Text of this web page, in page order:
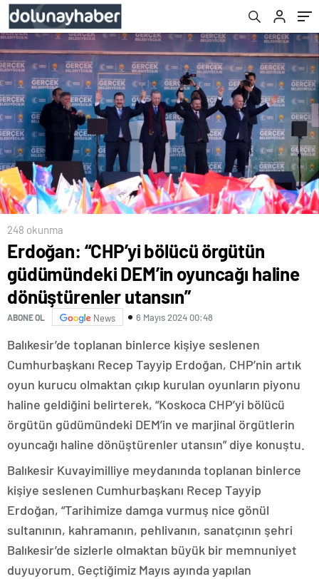
dönüştürenler utansın”
248 okunma
Erdoğan: “CHP’yi bölücü örgütün
güdümündeki DEM’in oyuncağı haline
dönüştürenler utansın”
ABONE OL News 6 Mayıs 2024 00:48
Balıkesir’de toplanan binlerce kişiye seslenen
Cumhurbaşkanı Recep Tayyip Erdoğan, CHP’nin artık
oyun kurucu olmaktan çıkıp kurulan oyunların piyonu
haline geldiğini belirterek, “Koskoca CHP’yi bölücü
örgütün güdümündeki DEM’in ve marjinal örgütlerin
oyuncağı haline dönüştürenler utansın” diye konuştu.
Balıkesir Kuvayimilliye meydanında toplanan binlerce
kişiye seslenen Cumhurbaşkanı Recep Tayyip
Erdoğan, “Tarihimize damga vurmuş nice gönül
sultanının, kahramanın, pehlivanın, sanatçının şehri
Balıkesir’de sizlerle olmaktan büyük bir memnuniyet
duyuyorum. Geçtiğimiz Mayıs ayında yapılan